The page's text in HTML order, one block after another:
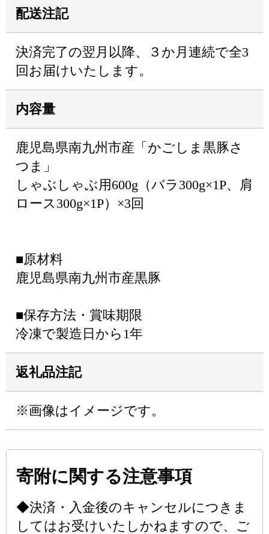
配送注記
決済完了の翌月以降、３か月連続で全3
回お届けいたします。
内容量
鹿児島県南九州市産「かごしま黒豚さ
つま」
しゃぶしゃぶ用600g（バラ300g×1P、肩
ロース300g×1P）×3回
■原材料
鹿児島県南九州市産黒豚
■保存方法・賞味期限
冷凍で製造日から1年
返礼品注記
※画像はイメージです。
寄附に関する注意事項
◆決済・入金後のキャンセルにつきま
してはお受けいたしかねますので、ご